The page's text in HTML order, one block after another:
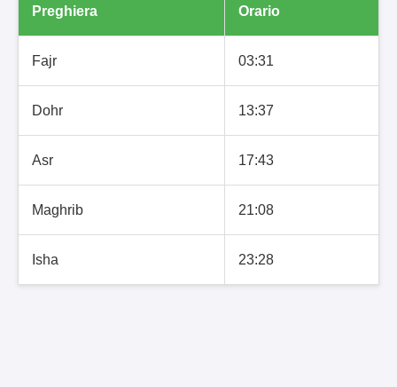
Preghiera Orario
Fajr 03:31
Dohr 13:37
Asr 17:43
Maghrib 21:08
Isha 23:28